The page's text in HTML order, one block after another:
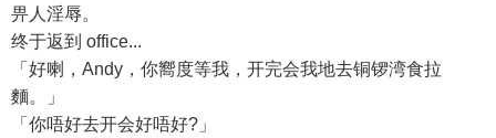
畀人淫辱。
终于返到 office...
「好喇，Andy，你嚮度等我，开完会我地去铜锣湾食拉
麵。」
「你唔好去开会好唔好?」